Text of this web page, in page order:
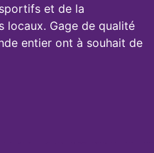
sportifs et de la
locaux. Gage de qualité
entier ont à souhait de